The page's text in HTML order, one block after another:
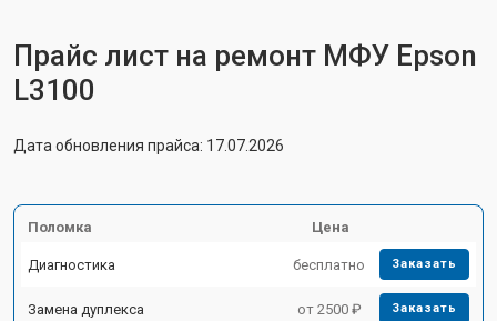
Прайс лист на ремонт МФУ Epson
L3100
Дата обновления прайса: 17.07.2026
Поломка Цена
Диагностика бесплатно Заказать
Замена дуплекса от 2500 ₽ Заказать